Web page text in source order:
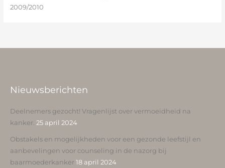
2009/2010
Nieuwsberichten
Deelnemers gezocht! Vragenlijst over vermoeidheid na
kanker. 25 april 2024
Obstakels en mogelijkheden voor een gezonde leefstijl en
aanbevelingen voor counseling in de nazorg bij
baarmoederkanker 18 april 2024